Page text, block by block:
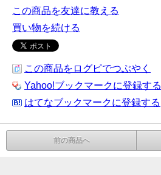
この商品を友達に教える
買い物を続ける
この商品をログピでつぶやく
Yahoo!ブックマークに登録する
はてなブックマークに登録する
前の商品へ